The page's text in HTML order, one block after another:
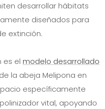
desarrollar hábitats
diseñados para
extinción.
es el modelo desarrollado
la abeja Melipona en
específicamente
vital, apoyando